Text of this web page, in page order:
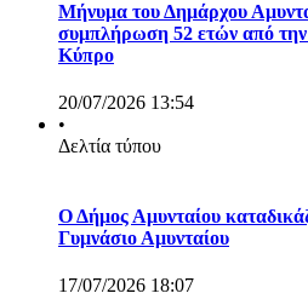
Μήνυμα του Δημάρχου
συμπλήρωση 52 ετών από την
Κύπρο
20/07/2026 13:54
•
Δελτία τύπου
Ο Δήμος Αμυνταίου
Γυμνάσιο Αμυνταίου
17/07/2026 18:07